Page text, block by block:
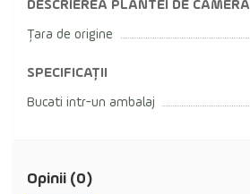
DESCRIEREA PLANTEI DE CAMERA
Țara de origine
SPECIFICAȚII
Bucati intr-un ambalaj
Opinii (0)